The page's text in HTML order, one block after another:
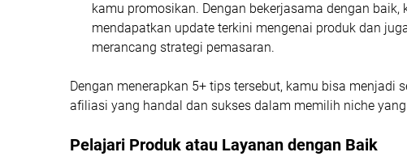
kamu promosikan. Dengan bekerjasama dengan baik,
mendapatkan update terkini mengenai produk dan
merancang strategi pemasaran.
Dengan menerapkan 5+ tips tersebut, kamu bisa menjadi
afiliasi yang handal dan sukses dalam memilih niche
Pelajari Produk atau Layanan dengan Baik